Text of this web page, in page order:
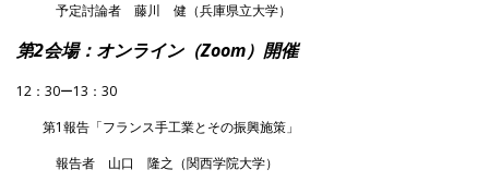
予定討論者 藤川 健（兵庫県立大学）
第2会場：オンライン（Zoom）開催
12：30ー13：30
第1報告「フランス手工業とその振興施策」
報告者 山口 隆之（関西学院大学）